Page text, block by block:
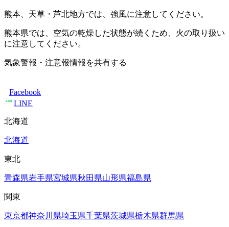
熊本、天草・芦北地方では、強風に注意してください。
熊本県では、空気の乾燥した状態が続くため、火の取り扱い
に注意してください。
気象警報・注意報情報を共有する
Facebook
LINE
北海道
北海道
東北
青森県岩手県宮城県秋田県山形県福島県
関東
東京都神奈川県埼玉県千葉県茨城県栃木県群馬県